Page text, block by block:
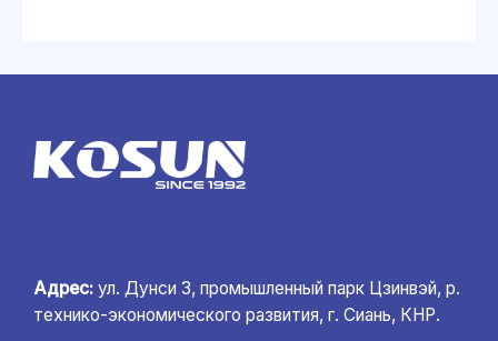
Адрес: ул. Дунси 3, промышленный парк Цзинвэй, р.
технико-экономического развития, г. Сиань, КНР.